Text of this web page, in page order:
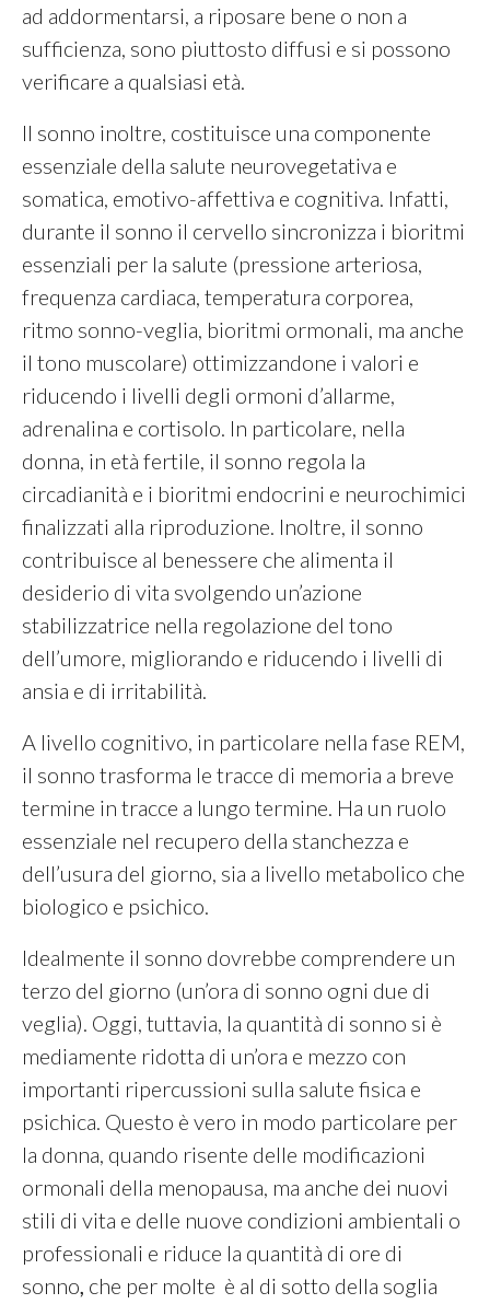
ad addormentarsi, a riposare bene o non a
sufficienza, sono piuttosto diffusi e si possono
verificare a qualsiasi età.
Il sonno inoltre, costituisce una componente
essenziale della salute neurovegetativa e
somatica, emotivo-affettiva e cognitiva. Infatti,
durante il sonno il cervello sincronizza i bioritmi
essenziali per la salute (pressione arteriosa,
frequenza cardiaca, temperatura corporea,
ritmo sonno-veglia, bioritmi ormonali, ma anche
il tono muscolare) ottimizzandone i valori e
riducendo i livelli degli ormoni d’allarme,
adrenalina e cortisolo. In particolare, nella
donna, in età fertile, il sonno regola la
circadianità e i bioritmi endocrini e neurochimici
finalizzati alla riproduzione. Inoltre, il sonno
contribuisce al benessere che alimenta il
desiderio di vita svolgendo un’azione
stabilizzatrice nella regolazione del tono
dell’umore, migliorando e riducendo i livelli di
ansia e di irritabilità.
A livello cognitivo, in particolare nella fase REM,
il sonno trasforma le tracce di memoria a breve
termine in tracce a lungo termine. Ha un ruolo
essenziale nel recupero della stanchezza e
dell’usura del giorno, sia a livello metabolico che
biologico e psichico.
Idealmente il sonno dovrebbe comprendere un
terzo del giorno (un’ora di sonno ogni due di
veglia). Oggi, tuttavia, la quantità di sonno si è
mediamente ridotta di un’ora e mezzo con
importanti ripercussioni sulla salute fisica e
psichica. Questo è vero in modo particolare per
la donna, quando risente delle modificazioni
ormonali della menopausa, ma anche dei nuovi
stili di vita e delle nuove condizioni ambientali o
professionali e riduce la quantità di ore di
sonno, che per molte è al di sotto della soglia